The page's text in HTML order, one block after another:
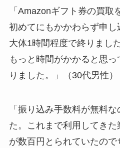
「Amazonギフト券の買取
初めてにもかかわらず申
大体1時間程度で終りました
もっと時間がかかると思
りました。」（30代男性）
「振り込み手数料が無料
た。これまで利用してき
が数百円とられていたの